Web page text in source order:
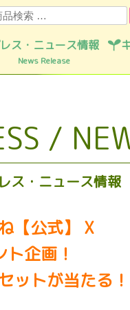
ス・ニュース情報
News Release
/
ス・ニュース情報
【公式】 X
企画！
ットが当たる！